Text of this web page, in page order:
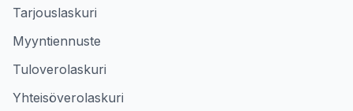
Tarjouslaskuri
Myyntiennuste
Tuloverolaskuri
Yhteisöverolaskuri